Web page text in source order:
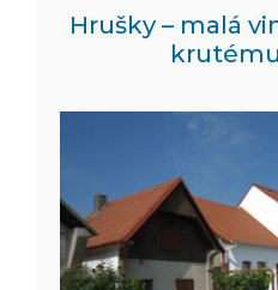
Hrušky – malá